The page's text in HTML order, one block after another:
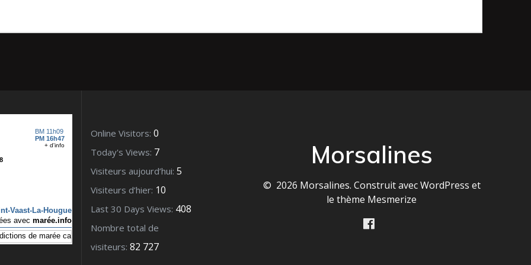
Online Visitors: 0
Today's Views: 7
Visiteurs aujourd’hui: 5
Visiteurs d’hier: 10
Last 30 Days Views: 408
Nombre total de
visiteurs: 82 727
Morsalines
© 2026 Morsalines. Construit avec WordPress et
lethème Mesmerize